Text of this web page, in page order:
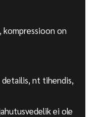
on
detailis, nt tihendis,
ei ole